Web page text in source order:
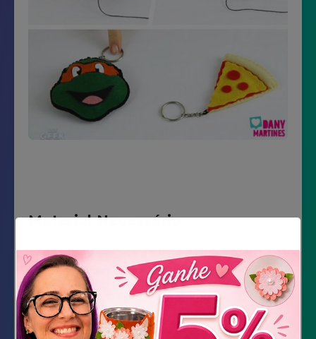
Material Necessário
Feltro nas cores preto, verde escuro, laranja,
branco, rosa, vermelho, amarelo, bege
Linha de crochê preta e amarela
duas argolas de chaveiro